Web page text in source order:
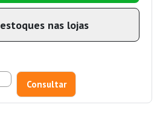
nas lojas